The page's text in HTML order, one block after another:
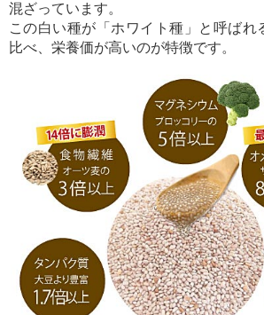
混ざっています。
この白い種が「ホワイト種」と呼ばれ
比べ、栄養価が高いのが特徴です。